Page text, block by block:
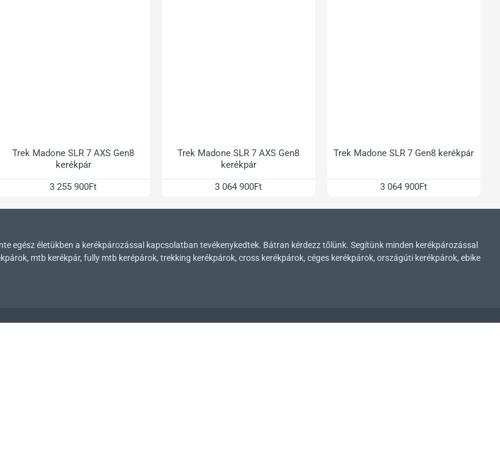
Trek Madone SLR 7 AXS Gen8
kerékpár
3 255 900Ft
Trek Madone SLR 7 AXS Gen8
kerékpár
3 064 900Ft
Trek Madone SLR 7 Gen8 kerékpár
3 064 900Ft
egész életükben a kerékpározással kapcsolatban tevékenykedtek. Bátran kérdezz tőlünk. Segítünk minden kerékpározással
mtb kerékpár, fully mtb kerépárok, trekking kerékpárok, cross kerékpárok, céges kerékpárok, országúti kerékpárok, ebike